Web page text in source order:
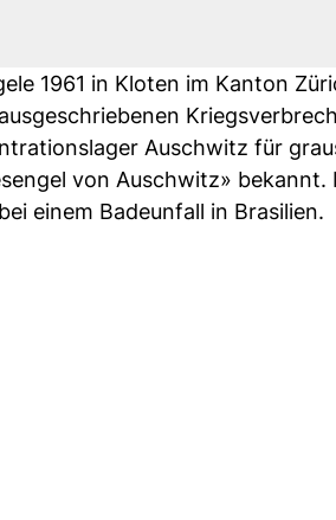
1961 in Kloten im Kanton
Auschwitz für
von Auschwitz»
einem Badeunfall in Brasilien.